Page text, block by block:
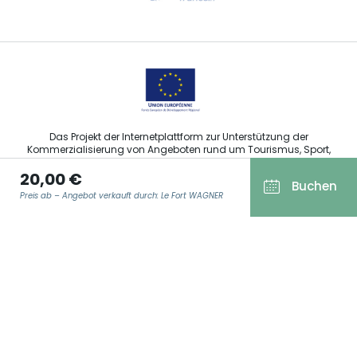
20,00 €
Preis ab – Angebot verkauft durch: Le Fort WAGNER Buchen
Sprechen Sie uns per E-Mail an
Das Projekt der Internetplattform zur Unterstützung der
Kommerzialisierung von Angeboten rund um Tourismus, Sport,
Kultur und Weintourismus in der Region Grand Est wurde im
Rahmen der Maßnahmen der Europäischen Union zur
Abfederung der COVID-19-Pandemie vom Europäischen Fonds
für regionale Entwicklung (EFRE) finanziert.